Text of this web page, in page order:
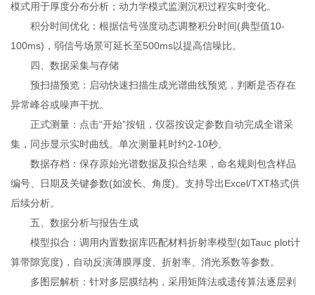
模式用于厚度分布分析；动力学模式监测沉积过程实时变化。
积分时间优化：根据信号强度动态调整积分时间(典型值10-
100ms)，弱信号场景可延长至500ms以提高信噪比。
四、数据采集与存储
预扫描预览：启动快速扫描生成光谱曲线预览，判断是否存在
异常峰谷或噪声干扰。
正式测量：点击“开始”按钮，仪器按设定参数自动完成全谱采
集，同步显示实时曲线。单次测量耗时约2-10秒。
数据存档：保存原始光谱数据及拟合结果，命名规则包含样品
编号、日期及关键参数(如波长、角度)。支持导出Excel/TXT格式供
后续分析。
五、数据分析与报告生成
模型拟合：调用内置数据库匹配材料折射率模型(如Tauc plot计
算带隙宽度)，自动反演薄膜厚度、折射率、消光系数等参数。
多图层解析：针对多层膜结构，采用矩阵法或遗传算法逐层剥